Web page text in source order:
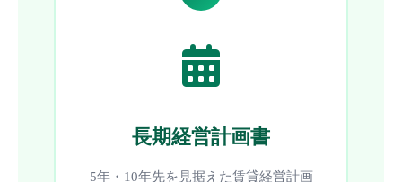
長期経営計画書
5年・10年先を見据えた賃貸経営計画